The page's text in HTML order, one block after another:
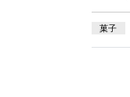
菓子